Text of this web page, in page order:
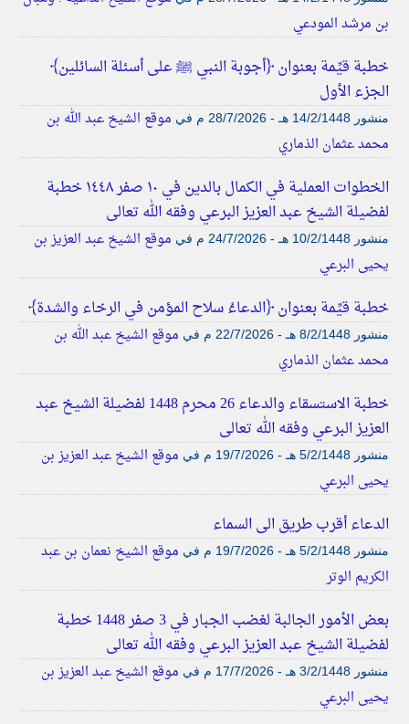
بن مرشد المودعي
خطبة قيِّمة بعنوان ﴿أجوبة النبي ﷺ على أسئلة السائلين﴾
الجزء الأول
منشور في موقع الشيخ عبد الله بن
محمد عثمان الذماري
الخطوات العملية في الكمال بالدين في ١٠ صفر ١٤٤٨ خطبة
لفضيلة الشيخ عبد العزيز البرعي وفقه الله تعالى
منشور في موقع الشيخ عبد العزيز بن
يحيى البرعي
خطبة قيِّمة بعنوان ﴿الدعاءُ سلاح المؤمن في الرخاء والشدة﴾
منشور في موقع الشيخ عبد الله بن
محمد عثمان الذماري
خطبة الاستسقاء والدعاء 26 محرم 1448 لفضيلة الشيخ عبد
العزيز البرعي وفقه الله تعالى
منشور في موقع الشيخ عبد العزيز بن
يحيى البرعي
الدعاء أقرب طريق الى السماء
منشور في موقع الشيخ نعمان بن عبد
الكريم الوتر
بعض الأمور الجالبة لغضب الجبار في 3 صفر 1448 خطبة
لفضيلة الشيخ عبد العزيز البرعي وفقه الله تعالى
منشور في موقع الشيخ عبد العزيز بن
يحيى البرعي